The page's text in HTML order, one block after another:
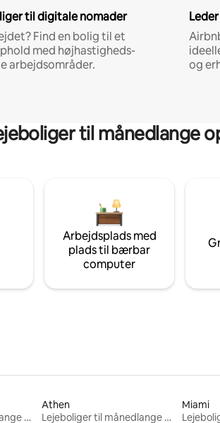
til digitale nomader
Find en bolig til et
med højhastigheds-
arbejdsområder.
og
til månedlange
Arbejdsplads med
plads til bærbar
computer
Lejeboliger til månedlange ophold
Athen
Lejeboliger til månedlange ophold
Miami